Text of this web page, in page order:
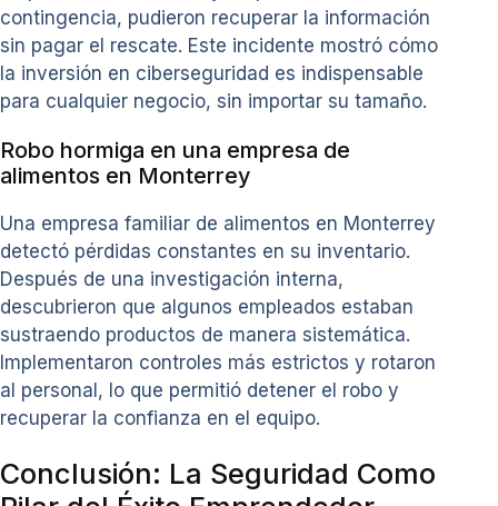
contingencia, pudieron recuperar la información
sin pagar el rescate. Este incidente mostró cómo
la inversión en ciberseguridad es indispensable
para cualquier negocio, sin importar su tamaño.
Robo hormiga en una empresa de
alimentos en Monterrey
Una empresa familiar de alimentos en Monterrey
detectó pérdidas constantes en su inventario.
Después de una investigación interna,
descubrieron que algunos empleados estaban
sustraendo productos de manera sistemática.
Implementaron controles más estrictos y rotaron
al personal, lo que permitió detener el robo y
recuperar la confianza en el equipo.
Conclusión: La Seguridad Como